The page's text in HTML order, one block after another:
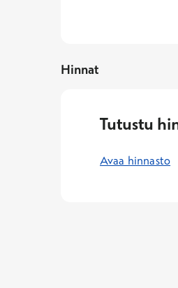
Hinnat
Tutustu
Avaa hinnasto